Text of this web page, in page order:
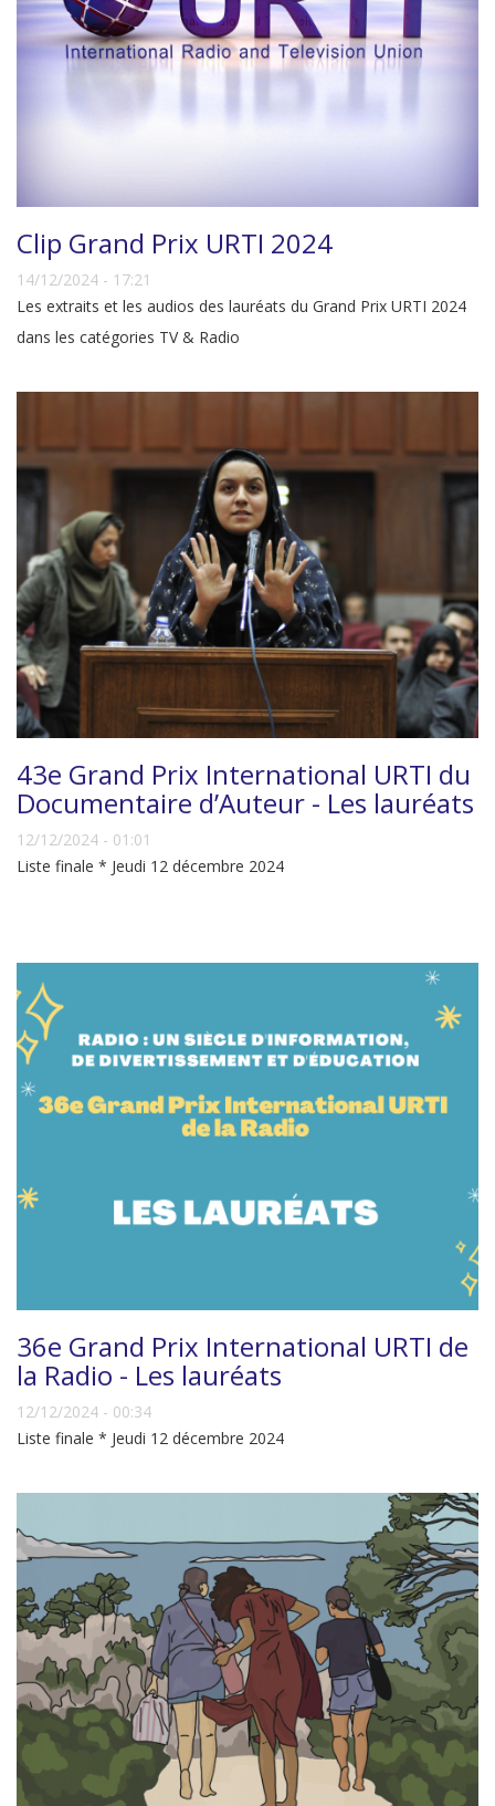
Clip Grand Prix URTI 2024
14/12/2024 - 17:21
Les extraits et les audios des lauréats du Grand Prix URTI 2024
dans les catégories TV & Radio
43e Grand Prix International URTI du
Documentaire d’Auteur - Les lauréats
12/12/2024 - 01:01
Liste finale * Jeudi 12 décembre 2024
36e Grand Prix International URTI de
la Radio - Les lauréats
12/12/2024 - 00:34
Liste finale * Jeudi 12 décembre 2024